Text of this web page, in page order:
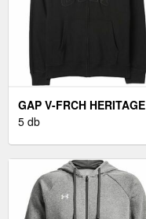
GAP V-FRCH HERITAGE
LOGO FÉRFI PULÓVER,
5 db